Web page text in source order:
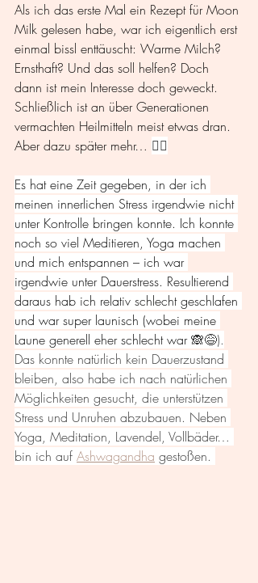
Als ich das erste Mal ein Rezept für Moon
Milk gelesen habe, war ich eigentlich erst
einmal bissl enttäuscht: Warme Milch?
Ernsthaft? Und das soll helfen? Doch
dann ist mein Interesse doch geweckt.
Schließlich ist an über Generationen
vermachten Heilmitteln meist etwas dran.
Aber dazu später mehr… 👇🏼
Es hat eine Zeit gegeben, in der ich
meinen innerlichen Stress irgendwie nicht
unter Kontrolle bringen konnte. Ich konnte
noch so viel Meditieren, Yoga machen
und mich entspannen – ich war
irgendwie unter Dauerstress. Resultierend
daraus hab ich relativ schlecht geschlafen
und war super launisch (wobei meine
Laune generell eher schlecht war 🙈😅).
Das konnte natürlich kein Dauerzustand
bleiben, also habe ich nach natürlichen
Möglichkeiten gesucht, die unterstützen
Stress und Unruhen abzubauen. Neben
Yoga, Meditation, Lavendel, Vollbäder…
bin ich auf Ashwagandha gestoßen.